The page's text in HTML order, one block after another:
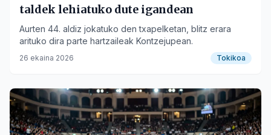
taldek lehiatuko dute igandean
Aurten 44. aldiz jokatuko den txapelketan, blitz erara
arituko dira parte hartzaileak Kontzejupean.
26 ekaina 2026 Tokikoa